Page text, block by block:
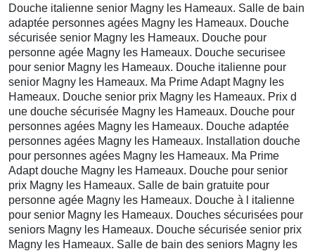
Douche italienne senior Magny les Hameaux. Salle de bain
adaptée personnes agées Magny les Hameaux. Douche
sécurisée senior Magny les Hameaux. Douche pour
personne agée Magny les Hameaux. Douche securisee
pour senior Magny les Hameaux. Douche italienne pour
senior Magny les Hameaux. Ma Prime Adapt Magny les
Hameaux. Douche senior prix Magny les Hameaux. Prix d
une douche sécurisée Magny les Hameaux. Douche pour
personnes agées Magny les Hameaux. Douche adaptée
personnes agées Magny les Hameaux. Installation douche
pour personnes agées Magny les Hameaux. Ma Prime
Adapt douche Magny les Hameaux. Douche pour senior
prix Magny les Hameaux. Salle de bain gratuite pour
personne agée Magny les Hameaux. Douche à l italienne
pour senior Magny les Hameaux. Douches sécurisées pour
seniors Magny les Hameaux. Douche sécurisée senior prix
Magny les Hameaux. Salle de bain des seniors Magny les